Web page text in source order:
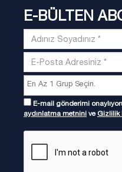
E-BÜLTEN
E-mail gönderimi
aydınlatma metnini ve Gizlilik